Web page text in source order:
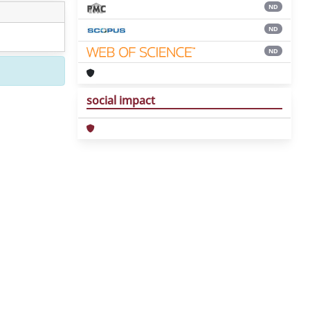
ND
ND
ND
social impact